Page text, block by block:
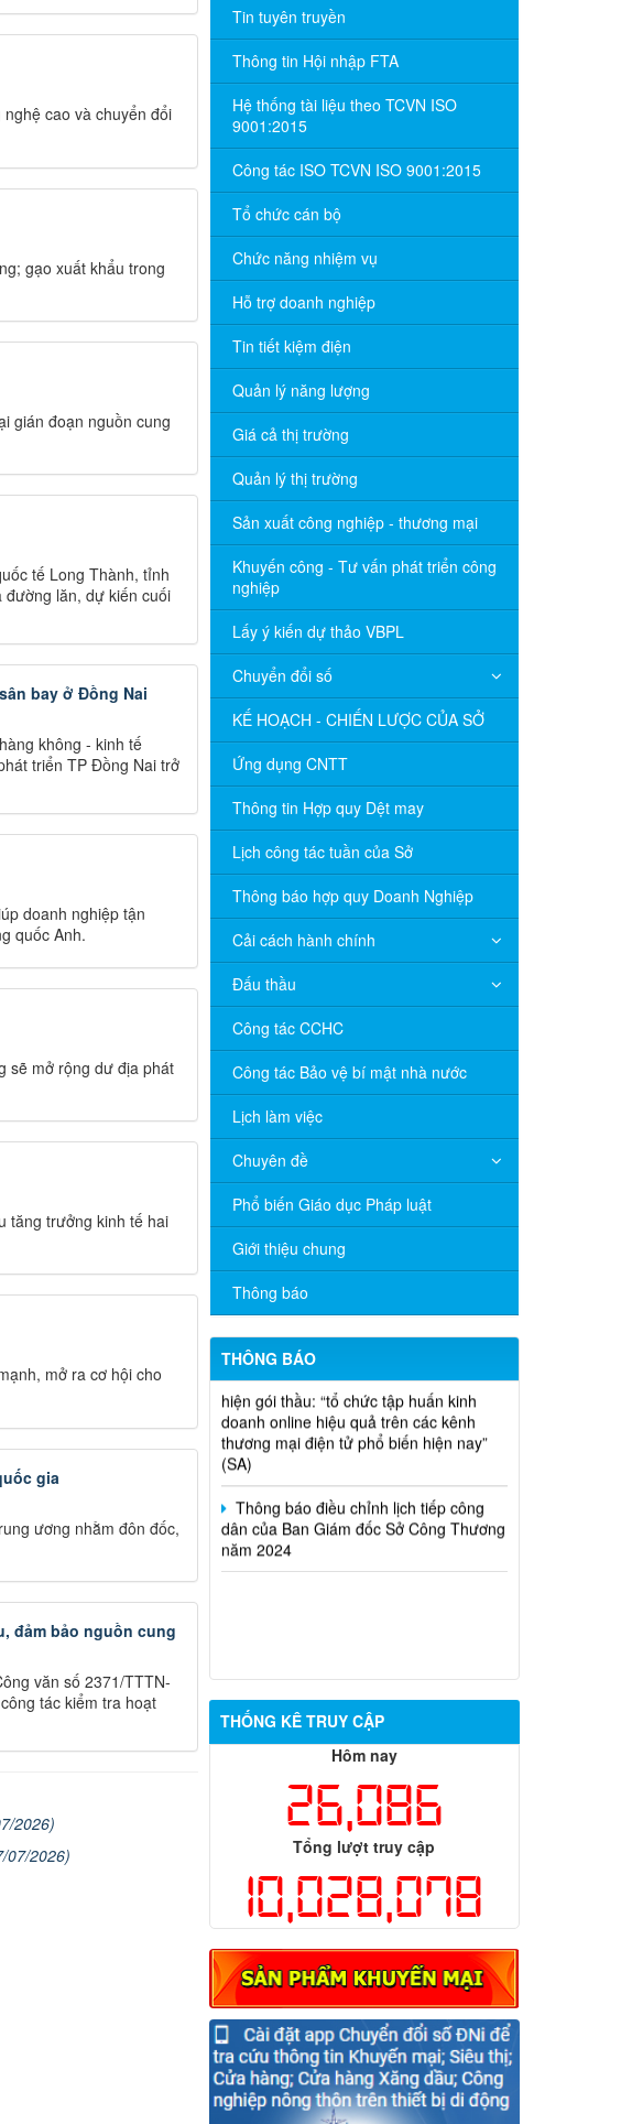
cao và chuyển đổi
gạo xuất khẩu trong
gián đoạn nguồn cung
tế Long Thành, tỉnh
lăn, dự kiến cuối
bay ở Đồng Nai
không - kinh tế
triển TP Đồng Nai trở
doanh nghiệp tận
quốc Anh.
sẽ mở rộng dư địa phát
tăng trưởng kinh tế hai
mở ra cơ hội cho
gia
ương nhằm đôn đốc,
đảm bảo nguồn cung
văn số 2371/TTTN-
tác kiểm tra hoạt
2026)
07/2026)
Tin tuyên truyền
Thông tin Hội nhập FTA
Hệ thống tài liệu theo TCVN ISO
9001:2015
Công tác ISO TCVN ISO 9001:2015
Tổ chức cán bộ
Chức năng nhiệm vụ
Hỗ trợ doanh nghiệp
Tin tiết kiệm điện
Quản lý năng lượng
Giá cả thị trường
Quản lý thị trường
Sản xuất công nghiệp - thương mại
Khuyến công - Tư vấn phát triển công
nghiệp
Lấy ý kiến dự thảo VBPL
Chuyển đổi số
KẾ HOẠCH - CHIẾN LƯỢC CỦA SỞ
Ứng dụng CNTT
Thông tin Hợp quy Dệt may
Lịch công tác tuần của Sở
Thông báo hợp quy Doanh Nghiệp
Cải cách hành chính
Đấu thầu
Công tác CCHC
Công tác Bảo vệ bí mật nhà nước
Lịch làm việc
Chuyên đề
Phổ biến Giáo dục Pháp luật
Giới thiệu chung
Thông báo
THÔNG BÁO
V/v đề nghị báo cáo hệ thống phân
phối, nhãn hiệu hàng hóa và hoạt động
mua bán khí trên địa bàn tỉnh năm 2025
(nhắc lần 2).
Thông báo bán thanh lý tài sản công
theo hình thức chỉ định
Thông báo lựa chọn nhà thầu thực
hiện gói thầu: “tổ chức tập huấn kinh
doanh online hiệu quả trên các kênh
thương mại điện tử phổ biến hiện nay”
(SA)
Thông báo điều chỉnh lịch tiếp công
dân của Ban Giám đốc Sở Công Thương
năm 2024
THỐNG KÊ TRUY CẬP
Hôm nay
26,086
Tổng lượt truy cập
10,028,078